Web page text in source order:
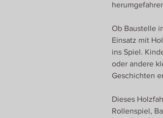
Ob Baustelle
Einsatz mit
ins Spiel.
oder andere
Geschichten
Dieses
Rollenspiel,